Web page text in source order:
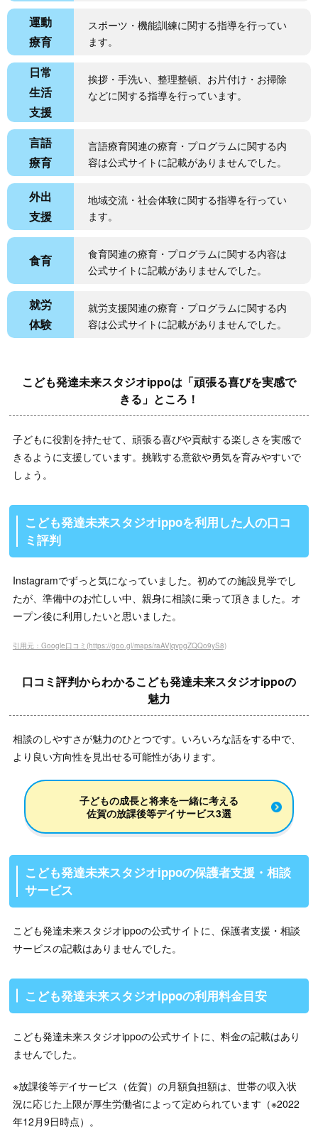
運動
療育
スポーツ・機能訓練に関する指導を行ってい
ます。
日常
生活
支援
挨拶・手洗い、整理整頓、お片付け・お掃除
などに関する指導を行っています。
言語
療育
言語療育関連の療育・プログラムに関する内
容は公式サイトに記載がありませんでした。
外出
支援
地域交流・社会体験に関する指導を行ってい
ます。
食育
食育関連の療育・プログラムに関する内容は
公式サイトに記載がありませんでした。
就労
体験
就労支援関連の療育・プログラムに関する内
容は公式サイトに記載がありませんでした。
こども発達未来スタジオippoは「頑張る喜びを実感で
きる」ところ！
子どもに役割を持たせて、頑張る喜びや貢献する楽しさを実感で
きるように支援しています。挑戦する意欲や勇気を育みやすいで
しょう。
こども発達未来スタジオippoを利用した人の口コ
ミ評判
Instagramでずっと気になっていました。初めての施設見学でし
たが、準備中のお忙しい中、親身に相談に乗って頂きました。オ
ープン後に利用したいと思いました。
引用元：Google口コミ(https://goo.gl/maps/raAVjqvpgZQQo9yS8)
口コミ評判からわかるこども発達未来スタジオippoの
魅力
相談のしやすさが魅力のひとつです。いろいろな話をする中で、
より良い方向性を見出せる可能性があります。
子どもの成長と将来を一緒に考える
佐賀の放課後等デイサービス3選
こども発達未来スタジオippoの保護者支援・相談
サービス
こども発達未来スタジオippoの公式サイトに、保護者支援・相談
サービスの記載はありませんでした。
こども発達未来スタジオippoの利用料金目安
こども発達未来スタジオippoの公式サイトに、料金の記載はあり
ませんでした。
※放課後等デイサービス（佐賀）の月額負担額は、世帯の収入状
況に応じた上限が厚生労働省によって定められています（※2022
年12月9日時点）。